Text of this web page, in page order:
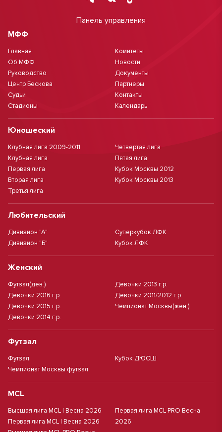
Панель управления
МФФ
Главная
Об МФФ
Руководство
Центр Бескова
Судьи
Стадионы
Комитеты
Новости
Документы
Партнеры
Контакты
Календарь
Юношеский
Клубная лига 2009-2011
Клубная лига
Первая лига
Вторая лига
Третья лига
Четвертая лига
Пятая лига
Кубок Москвы 2012
Кубок Москвы 2013
Любительский
Дивизион "А"
Дивизион "Б"
Суперкубок ЛФК
Кубок ЛФК
Женский
Футзал(дев.)
Девочки 2016 г.р.
Девочки 2015 г.р.
Девочки 2014 г.р.
Девочки 2013 г.р.
Девочки 2011/2012 г.р.
Чемпионат Москвы(жен.)
Футзал
Футзал
Чемпионат Москвы футзал
Кубок ДЮСШ
MCL
Высшая лига MCL | Весна 2026
Первая лига MCL | Весна 2026
Первая лига MCL PRO Весна
2026